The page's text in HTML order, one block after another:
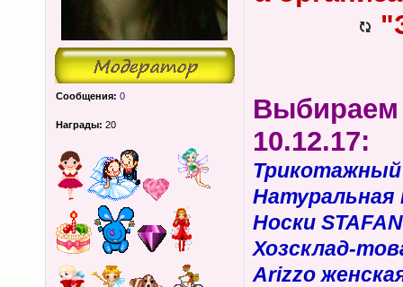
Сообщения: 0
Награды: 20
Выбираем
10.12.17:
Трикотажный
Носки STAFAN
Хозсклад-
Arizzo